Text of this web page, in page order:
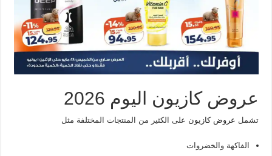
عروض كازيون اليوم 2026
تشمل عروض كازيونعلى الكثير من المنتجات المختلفة مثل
الفاكهة والخضروات